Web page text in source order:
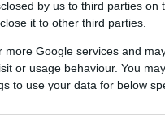
by us to third parties on
it to other third parties.
Google services and
or usage behaviour. You
to use your data for below